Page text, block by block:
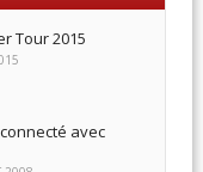
Tour 2015
avec